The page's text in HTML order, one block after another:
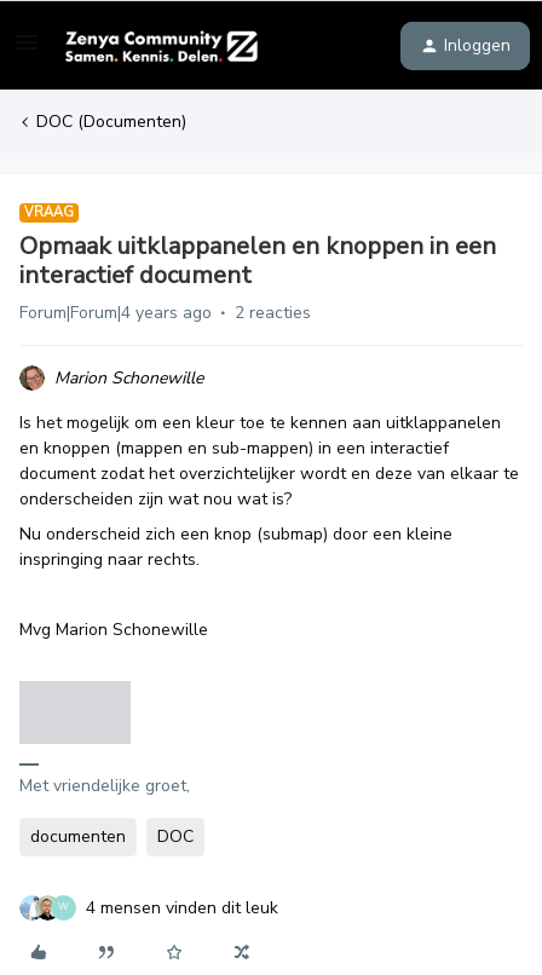
Inloggen
DOC (Documenten)
VRAAG
Opmaak uitklappanelen en knoppen in een
interactief document
Forum|Forum|4 years ago 2 reacties
Marion Schonewille
Is het mogelijk om een kleur toe te kennen aan uitklappanelen
en knoppen (mappen en sub-mappen) in een interactief
document zodat het overzichtelijker wordt en deze van elkaar te
onderscheiden zijn wat nou wat is?
Nu onderscheid zich een knop (submap) door een kleine
inspringing naar rechts.
Mvg Marion Schonewille
Met vriendelijke groet,
documenten DOC
W 4 mensen vinden dit leuk